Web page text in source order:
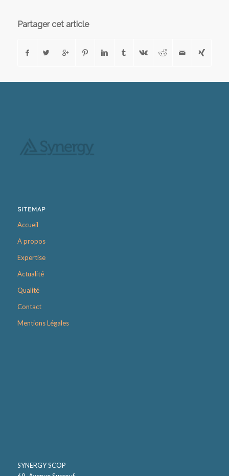
Partager cet article
SITEMAP
Accueil
A propos
Expertise
Actualité
Qualité
Contact
Mentions Légales
SYNERGY SCOP